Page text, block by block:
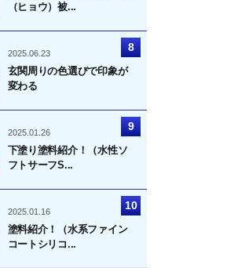
（ヒョウ）被...
2025.06.23
玄関周りの色選びで印象が
変わる
2025.01.26
下塗り塗料紹介！（水性ソ
フトサーフS...
2025.01.16
塗料紹介！（水系ファイン
コートシリコ...